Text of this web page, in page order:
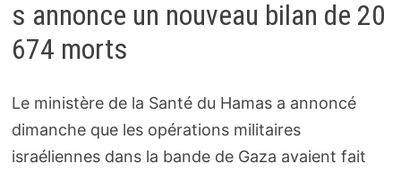
s annonce un nouveau bilan de 20
674 morts
Le ministère de la Santé du Hamas a annoncé
dimanche que les opérations militaires
israéliennes dans la bande de Gaza avaient fait